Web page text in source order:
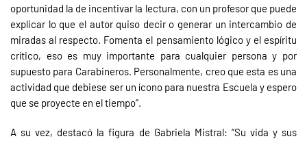
oportunidad la de incentivar la lectura, con un profesor que puede
explicar lo que el autor quiso decir o generar un intercambio de
miradas al respecto. Fomenta el pensamiento lógico y el espíritu
crítico, eso es muy importante para cualquier persona y por
supuesto para Carabineros. Personalmente, creo que esta es una
actividad que debiese ser un ícono para nuestra Escuela y espero
que se proyecte en el tiempo”.
A su vez, destacó la figura de Gabriela Mistral: “Su vida y sus